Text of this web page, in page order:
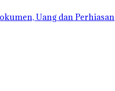
Uang dan Perhiasan